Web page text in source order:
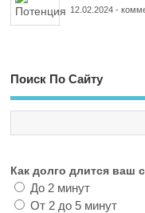
12.02.2024 -
Поиск По Сайту
Как долго длится ваш
До 2 минут
От 2 до 5 минут